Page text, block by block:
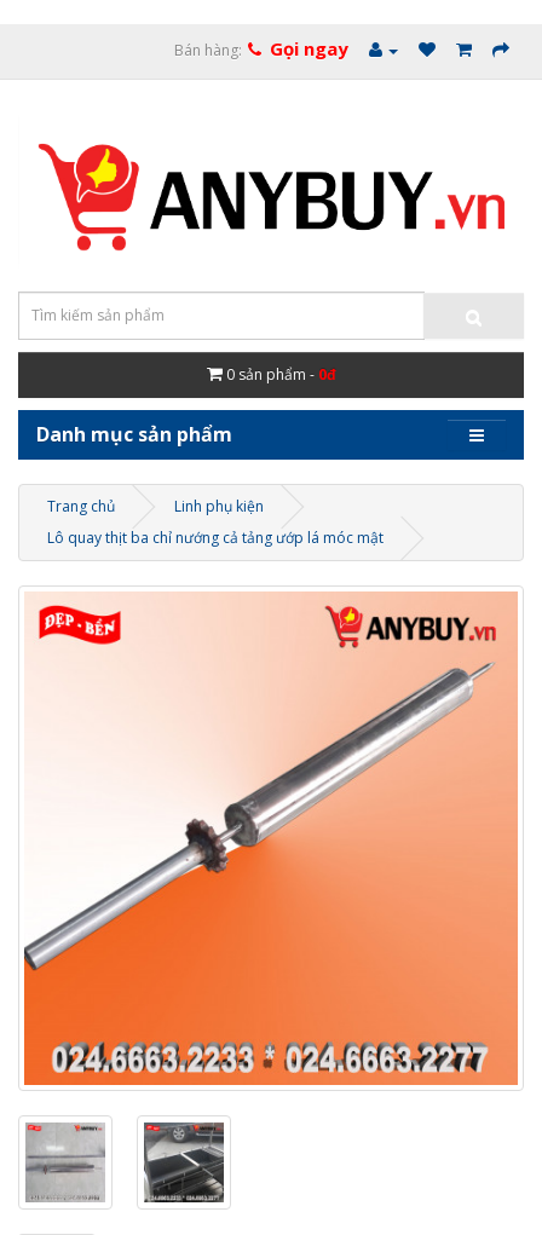
Bán hàng: Gọi ngay
0 sản phẩm - 0đ
Danh mục sản phẩm
Trang chủ
Linh phụ kiện
Lô quay thịt ba chỉ nướng cả tảng ướp lá móc mật